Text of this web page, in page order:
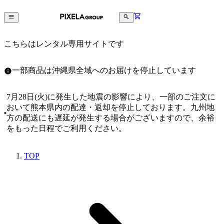
こちらはレンタル専用サイトです
一部商品は沖縄県全域へのお届けを停止しています
7月28日(火)に発生した地震の影響により、一部のご注文に
おいて熊本県内の配達・返却を停止しております。九州地
方の配送にも遅延が発生する場合がございますので、余裕
をもった日程でご利用ください。
TOP